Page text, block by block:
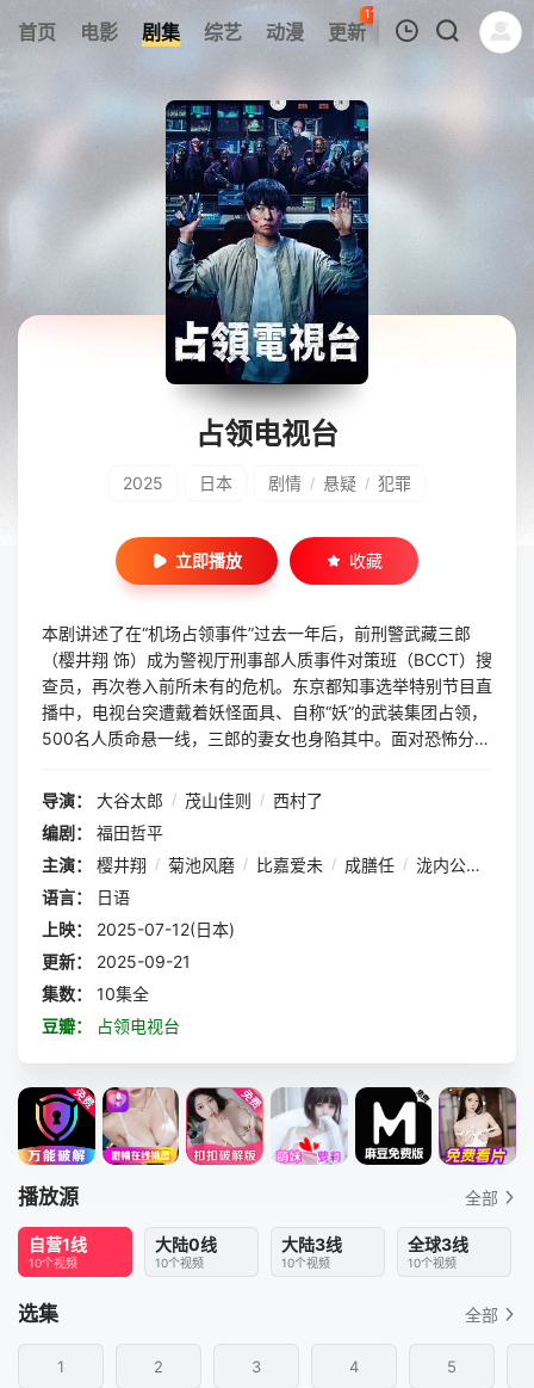
首页 电影 剧集 综艺 动漫 更新
113
热榜 APP
我的观影记录
暂无观看影片的记录
占领电视台
2025 日本 剧情 / 悬疑 / 犯罪
立即播放 收藏
本剧讲述了在“机场占领事件”过去一年后，前刑警武藏三郎
（樱井翔 饰）成为警视厅刑事部人质事件对策班（BCCT）搜
查员，再次卷入前所未有的危机。东京都知事选举特别节目直
播中，电视台突遭戴着妖怪面具、自称“妖”的武装集团占领，
500名人质命悬一线，三郎的妻女也身陷其中。面对恐怖分子
救。随着“那个男人”的再度登场，一场暗藏巨大阴谋的极限战
导演： 大谷太郎 / 茂山佳则 / 西村了
编剧：
福田哲平
主演：
樱井翔 / 菊池风磨 / 比嘉爱未 / 成膳任 / 泷内公美
语言：
日语
上映：
2025-07-12(日本)
更新：
2025-09-21
集数：
10集全
豆瓣：
占领电视台
播放源 全部
自营1线
10个视频
大陆0线
10个视频
大陆3线
10个视频
全球3线
10个视频
选集 全部
1 2 3 4 5